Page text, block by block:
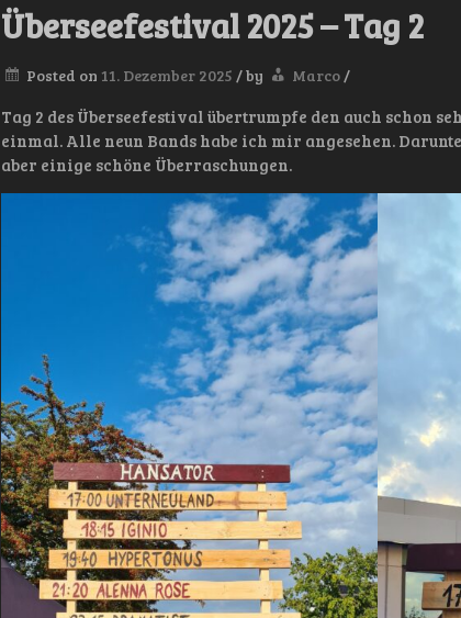
Überseefestival 2025 – Tag 2
Posted on 11. Dezember 2025 /by Marco/
Tag 2 des Überseefestival übertrumpfe den auch schon
einmal. Alle neun Bands habe ich mir angesehen.
aber einige schöne Überraschungen.